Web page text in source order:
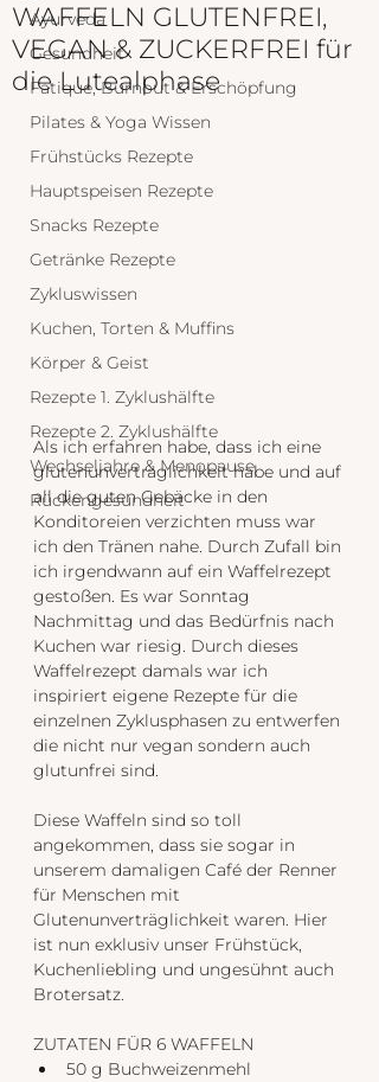
Ayurveda
Gesundheit
Fatique, Burnout & Erschöpfung
Pilates & Yoga Wissen
Frühstücks Rezepte
Hauptspeisen Rezepte
Snacks Rezepte
Getränke Rezepte
Zykluswissen
Kuchen, Torten & Muffins
Körper & Geist
Rezepte 1. Zyklushälfte
Rezepte 2. Zyklushälfte
Wechseljahre & Menopause
Rückengesundheit
WAFFELN GLUTENFREI,
VEGAN & ZUCKERFREI für
die Lutealphase
Als ich erfahren habe, dass ich eine
glutenunverträglichkeit habe und auf
all die guten Gebäcke in den
Konditoreien verzichten muss war
ich den Tränen nahe. Durch Zufall bin
ich irgendwann auf ein Waffelrezept
gestoßen. Es war Sonntag
Nachmittag und das Bedürfnis nach
Kuchen war riesig. Durch dieses
Waffelrezept damals war ich
inspiriert eigene Rezepte für die
einzelnen Zyklusphasen zu entwerfen
die nicht nur vegan sondern auch
glutunfrei sind.
Diese Waffeln sind so toll
angekommen, dass sie sogar in
unserem damaligen Café der Renner
für Menschen mit
Glutenunverträglichkeit waren. Hier
ist nun exklusiv unser Frühstück,
Kuchenliebling und ungesühnt auch
Brotersatz.
ZUTATEN FÜR 6 WAFFELN
50 g Buchweizenmehl